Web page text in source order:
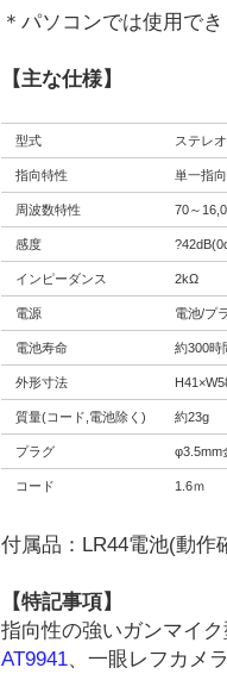
＊パソコンでは使用で
【主な仕様】
型式 ステレ
指向特性 単一指
周波数特性 70～
感度
インピーダンス 2kΩ
電源 電池/プ
電池寿命 約300時
外形寸法
質量(コード,電池除く) 約23g
プラグ φ3.5mm
コード 1.6ｍ
付属品：LR44電池(動作
【特記事項】
指向性の強いガンマイ
AT9941、一眼レフカメ